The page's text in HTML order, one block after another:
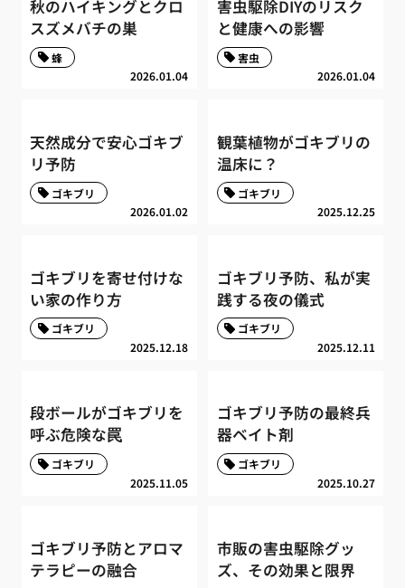
秋のハイキングとクロ
スズメバチの巣
2026.01.04
蜂
害虫駆除DIYのリスク
と健康への影響
2026.01.04
害虫
天然成分で安心ゴキブ
リ予防
2026.01.02
ゴキブリ
観葉植物がゴキブリの
温床に？
2025.12.25
ゴキブリ
ゴキブリを寄せ付けな
い家の作り方
2025.12.18
ゴキブリ
ゴキブリ予防、私が実
践する夜の儀式
2025.12.11
ゴキブリ
段ボールがゴキブリを
呼ぶ危険な罠
2025.11.05
ゴキブリ
ゴキブリ予防の最終兵
器ベイト剤
2025.10.27
ゴキブリ
ゴキブリ予防とアロマ
テラピーの融合
市販の害虫駆除グッ
ズ、その効果と限界